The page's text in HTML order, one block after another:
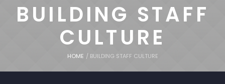
BUILDING STAFF
CULTURE
HOME / BUILDING STAFF CULTURE